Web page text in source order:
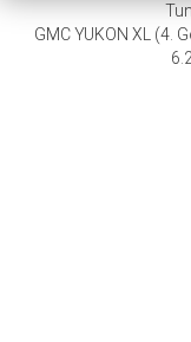
GMC YUKON XL (4.